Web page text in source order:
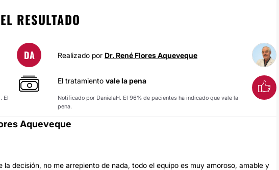
RESULTADO
DA Realizado por Dr. René Flores Aqueveque
El
El tratamiento vale la pena
Notificado por DanielaH. El 96% de pacientes ha indicado que vale la
pena.
Aqueveque
decisión, no me arrepiento de nada, todo el equipo es muy amoroso, amable y